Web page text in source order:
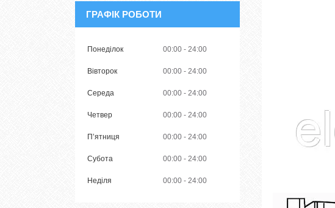
ГРАФІК РОБОТИ
Понеділок 00:00 24:00
Вівторок 00:00 24:00
Середа 00:00 24:00
Четвер 00:00 24:00
Пʼятниця 00:00 24:00
Субота 00:00 24:00
Неділя 00:00 24:00